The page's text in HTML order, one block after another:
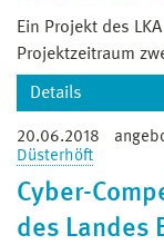
Die Freie Schule
wöchentlich ca.
1 x
donnerstags)
das Honorar
Beginn ist
Ein Projekt des
Projektzeitraum
Details
Das LKA MV
Projektstellen im
Things.
20.06.2018
Düsterhöft
Cyber-
des Landes